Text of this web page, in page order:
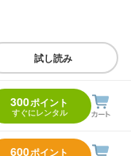
試し読み
300ポイント
すぐにレンタル
600ポイント